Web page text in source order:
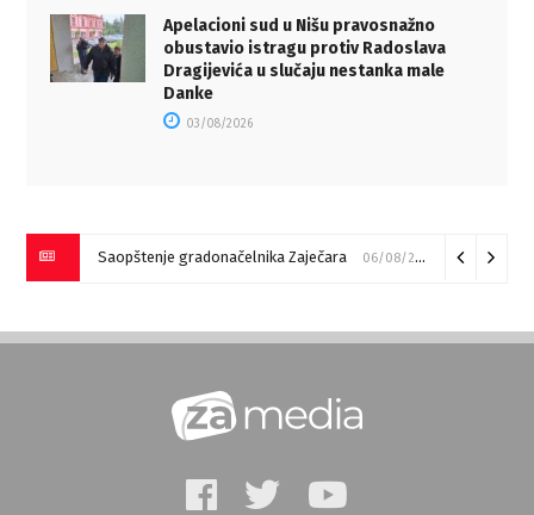
Apelacioni sud u Nišu pravosnažno
obustavio istragu protiv Radoslava
Dragijevića u slučaju nestanka male
Danke
03/08/2026
Saopštenje gradonačelnika Zaječara 06/08/2026